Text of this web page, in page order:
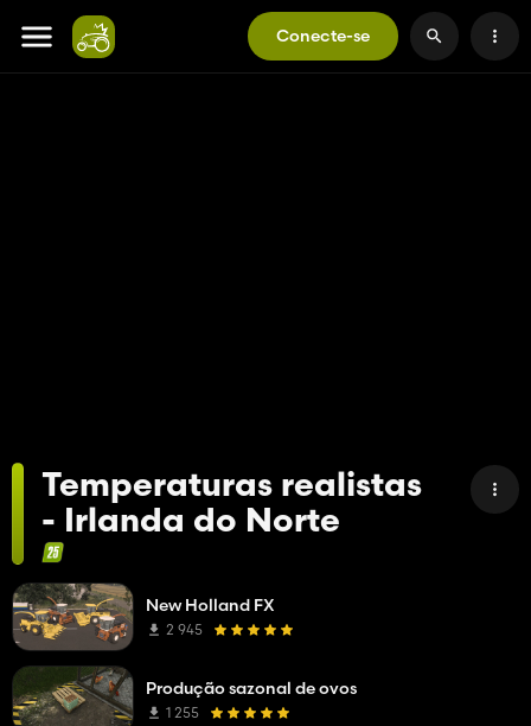
Conecte-se
Temperaturas realistas
- Irlanda do Norte
New Holland FX
2 945
Produção sazonal de ovos
1 255